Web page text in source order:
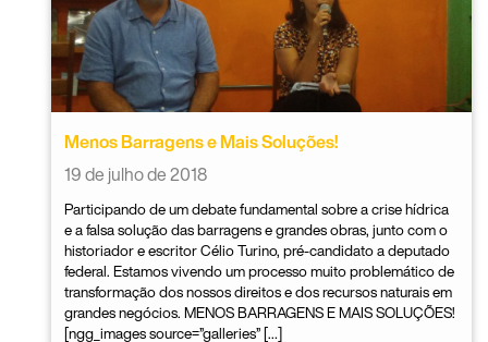
Menos Barragens e Mais Soluções!
19 de julho de 2018
Participando de um debate fundamental sobre a crise hídrica
e a falsa solução das barragens e grandes obras, junto com o
historiador e escritor Célio Turino, pré-candidato a deputado
federal. Estamos vivendo um processo muito problemático de
transformação dos nossos direitos e dos recursos naturais em
grandes negócios. MENOS BARRAGENS E MAIS SOLUÇÕES!
[ngg_images source=”galleries” […]